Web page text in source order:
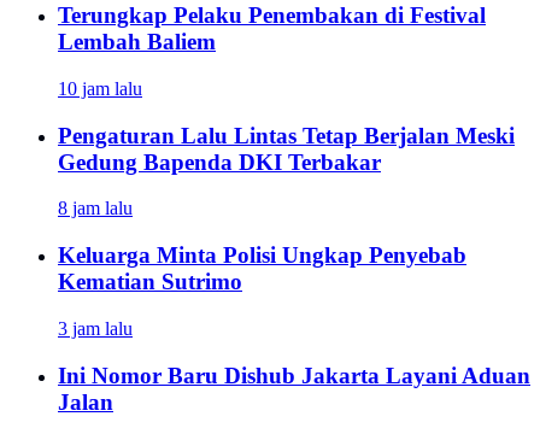
Terungkap Pelaku Penembakan di Festival
Lembah Baliem
10 jam lalu
Pengaturan Lalu Lintas Tetap Berjalan Meski
Gedung Bapenda DKI Terbakar
8 jam lalu
Keluarga Minta Polisi Ungkap Penyebab
Kematian Sutrimo
3 jam lalu
Ini Nomor Baru Dishub Jakarta Layani Aduan
Jalan